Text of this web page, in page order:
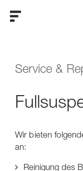
Service &
Wir bieten
an:
Reinigung des